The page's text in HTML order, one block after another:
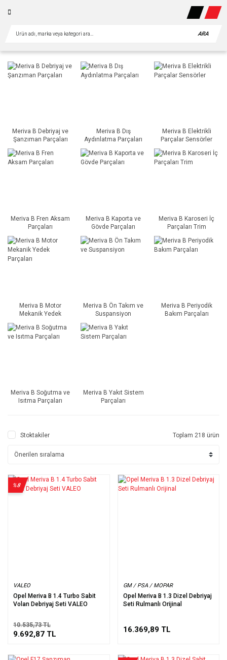
ARA
Meriva B Debriyaj ve
Şanzıman Parçaları
Meriva B Dış
Aydınlatma Parçaları
Meriva B Elektrikli
Parçalar Sensörler
Meriva B Fren Aksam
Parçaları
Meriva B Kaporta ve
Gövde Parçaları
Meriva B Karoseri İç
Parçaları Trim
Meriva B Motor
Mekanik Yedek
Meriva B Ön Takım ve
Suspansiyon
Meriva B Periyodik
Bakım Parçaları
Meriva B Soğutma ve
Isıtma Parçaları
Meriva B Yakıt Sistem
Parçaları
Stoktakiler Toplam 218 ürün
VALEO
Opel Meriva B 1.4 Turbo Sabit
Volan Debriyaj Seti VALEO
%8
10.535,73 TL
9.692,87 TL
GM / PSA / MOPAR
Opel Meriva B 1.3 Dizel Debriyaj
Seti Rulmanlı Orijinal
16.369,89 TL